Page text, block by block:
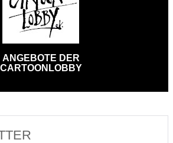
ANGEBOTE DER
CARTOONLOBBY